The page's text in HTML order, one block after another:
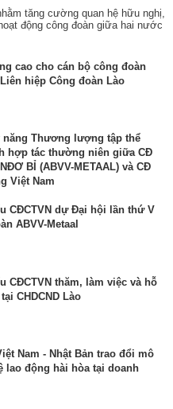
tăng cường quan hệ hữu nghị,
động công đoàn giữa hai nước
cao cho cán bộ công đoàn
hiệp Công đoàn Lào
năng Thương lượng tập thể
hợp tác thường niên giữa CĐ
BỈ (ABVV-METAAL) và CĐ
Việt Nam
CĐCTVN dự Đại hội lần thứ V
ABVV-Metaal
CĐCTVN thăm, làm việc và hỗ
CHDCND Lào
Nam - Nhật Bản trao đổi mô
lao động hài hòa tại doanh